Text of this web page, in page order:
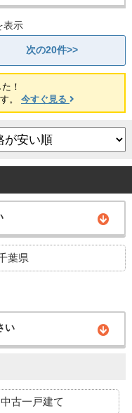
表示
次の20件>>
！
。 今すぐ見る
葉県
い
中古一戸建て